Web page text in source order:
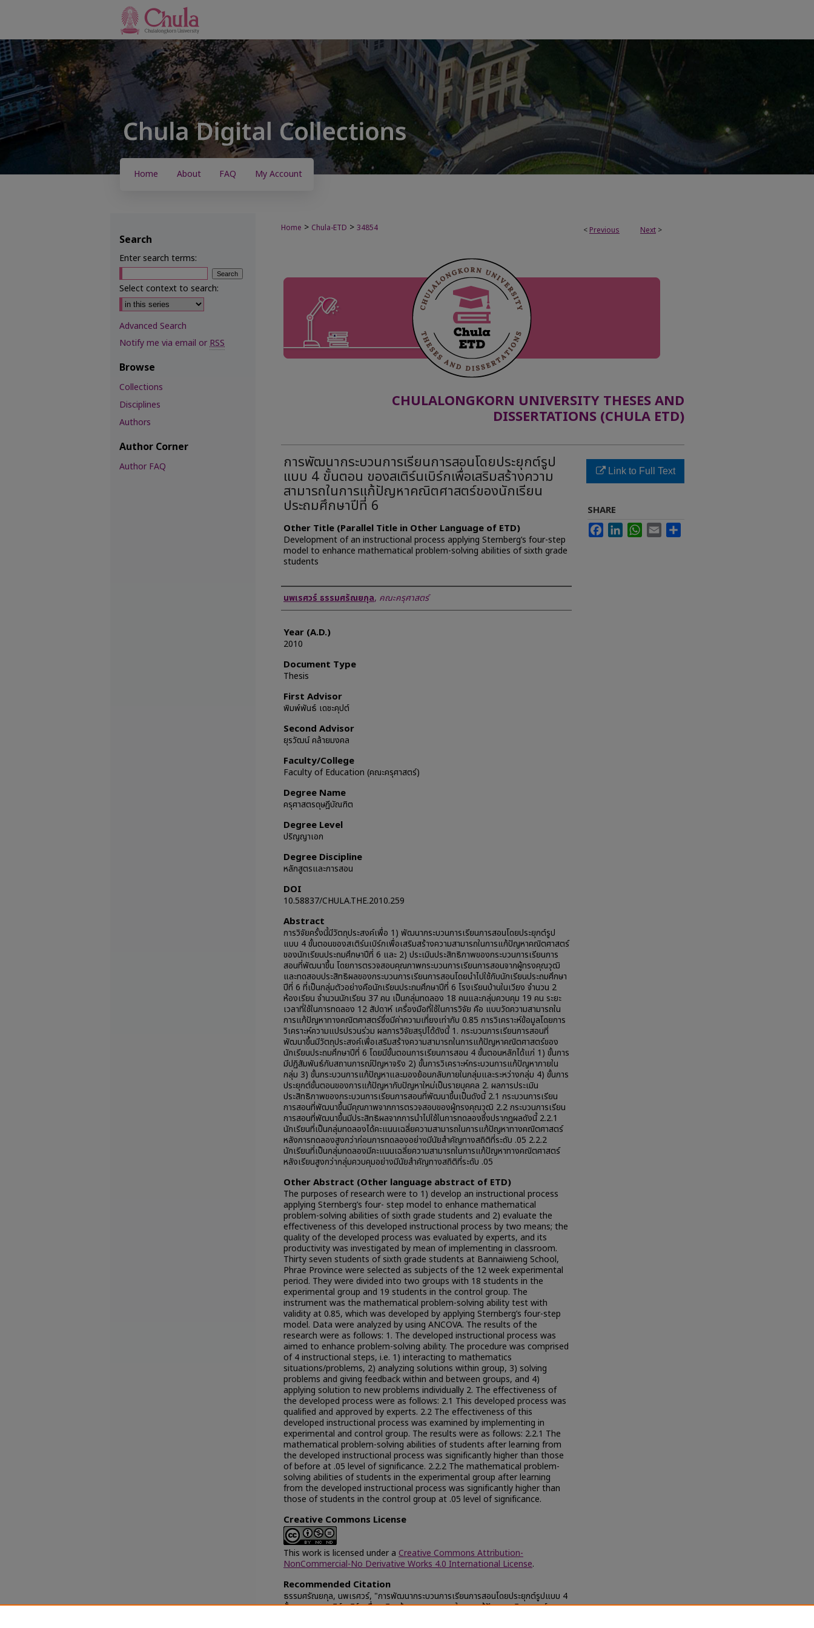
Home About FAQ My Account
< Previous Next >
Home > Chula-ETD > 34854
CHULALONGKORN UNIVERSITY THESES AND
DISSERTATIONS (CHULA ETD)
การพัฒนากระบวนการเรียนการสอนโดยประยุกต์รูป
แบบ 4 ขั้นตอน ของสเติร์นเบิร์กเพื่อเสริมสร้างความ
สามารถในการแก้ปัญหาคณิตศาสตร์ของนักเรียน
ประถมศึกษาปีที่ 6
Other Title (Parallel Title in Other Language of ETD)
Development of an instructional process applying Sternberg’s four-step
model to enhance mathematical problem-solving abilities of sixth grade
students
Author
นพเรศวร์ ธรรมศรัณยกุล, คณะครุศาสตร์
Year (A.D.)
2010
Document Type
Thesis
First Advisor
พิมพ์พันธ์ เดชะคุปต์
Second Advisor
ยุรวัฒน์ คล้ายมงคล
Faculty/College
Faculty of Education (คณะครุศาสตร์)
Degree Name
ครุศาสตรดุษฎีบัณฑิต
Degree Level
ปริญญาเอก
Degree Discipline
หลักสูตรและการสอน
DOI
10.58837/CHULA.THE.2010.259
Abstract
การวิจัยครั้งนี้มีวัตถุประสงค์เพื่อ 1) พัฒนากระบวนการเรียนการสอนโดยประยุกต์รูป
แบบ 4 ขั้นตอนของสเติร์นเบิร์กเพื่อเสริมสร้างความสามารถในการแก้ปัญหาคณิตศาสตร์
ของนักเรียนประถมศึกษาปีที่ 6 และ 2) ประเมินประสิทธิภาพของกระบวนการเรียนการ
สอนที่พัฒนาขึ้น โดยการตรวจสอบคุณภาพกระบวนการเรียนการสอนจากผู้ทรงคุณวุฒิ
และทดสอบประสิทธิผลของกระบวนการเรียนการสอนโดยนำไปใช้กับนักเรียนประถมศึกษา
ปีที่ 6 ที่เป็นกลุ่มตัวอย่างคือนักเรียนประถมศึกษาปีที่ 6 โรงเรียนบ้านในเวียง จำนวน 2
ห้องเรียน จำนวนนักเรียน 37 คน เป็นกลุ่มทดลอง 18 คนและกลุ่มควบคุม 19 คน ระยะ
เวลาที่ใช้ในการทดลอง 12 สัปดาห์ เครื่องมือที่ใช้ในการวิจัย คือ แบบวัดความสามารถใน
การแก้ปัญหาทางคณิตศาสตร์ซึ่งมีค่าความเที่ยงเท่ากับ 0.85 การวิเคราะห์ข้อมูลโดยการ
วิเคราะห์ความแปรปรวนร่วม ผลการวิจัยสรุปได้ดังนี้ 1. กระบวนการเรียนการสอนที่
พัฒนาขึ้นมีวัตถุประสงค์เพื่อเสริมสร้างความสามารถในการแก้ปัญหาคณิตศาสตร์ของ
นักเรียนประถมศึกษาปีที่ 6 โดยมีขั้นตอนการเรียนการสอน 4 ขั้นตอนหลักได้แก่ 1) ขั้นการ
มีปฏิสัมพันธ์กับสถานการณ์ปัญหาจริง 2) ขั้นการวิเคราะห์กระบวนการแก้ปัญหาภายใน
กลุ่ม 3) ขั้นกระบวนการแก้ปัญหาและมองย้อนกลับภายในกลุ่มและระหว่างกลุ่ม 4) ขั้นการ
ประยุกต์ขั้นตอนของการแก้ปัญหากับปัญหาใหม่เป็นรายบุคคล 2. ผลการประเมิน
ประสิทธิภาพของกระบวนการเรียนการสอนที่พัฒนาขึ้นเป็นดังนี้ 2.1 กระบวนการเรียน
การสอนที่พัฒนาขึ้นมีคุณภาพจากการตรวจสอบของผู้ทรงคุณวุฒิ 2.2 กระบวนการเรียน
การสอนที่พัฒนาขึ้นมีประสิทธิผลจากการนำไปใช้ในการทดลองซึ่งปรากฏผลดังนี้ 2.2.1
นักเรียนที่เป็นกลุ่มทดลองได้คะแนนเฉลี่ยความสามารถในการแก้ปัญหาทางคณิตศาสตร์
หลังการทดลองสูงกว่าก่อนการทดลองอย่างมีนัยสำคัญทางสถิติที่ระดับ .05 2.2.2
นักเรียนที่เป็นกลุ่มทดลองมีคะแนนเฉลี่ยความสามารถในการแก้ปัญหาทางคณิตศาสตร์
หลังเรียนสูงกว่ากลุ่มควบคุมอย่างมีนัยสำคัญทางสถิติที่ระดับ .05
Other Abstract (Other language abstract of ETD)
The purposes of research were to 1) develop an instructional process
applying Sternberg’s four- step model to enhance mathematical
problem-solving abilities of sixth grade students and 2) evaluate the
effectiveness of this developed instructional process by two means; the
quality of the developed process was evaluated by experts, and its
productivity was investigated by mean of implementing in classroom.
Thirty seven students of sixth grade students at Bannaiwieng School,
Phrae Province were selected as subjects of the 12 week experimental
period. They were divided into two groups with 18 students in the
experimental group and 19 students in the control group. The
instrument was the mathematical problem-solving ability test with
validity at 0.85, which was developed by applying Sternberg’s four-step
model. Data were analyzed by using ANCOVA. The results of the
research were as follows: 1. The developed instructional process was
aimed to enhance problem-solving ability. The procedure was comprised
of 4 instructional steps, i.e. 1) interacting to mathematics
situations/problems, 2) analyzing solutions within group, 3) solving
problems and giving feedback within and between groups, and 4)
applying solution to new problems individually 2. The effectiveness of
the developed process were as follows: 2.1 This developed process was
qualified and approved by experts. 2.2 The effectiveness of this
developed instructional process was examined by implementing in
experimental and control group. The results were as follows: 2.2.1 The
mathematical problem-solving abilities of students after learning from
the developed instructional process was significantly higher than those
of before at .05 level of significance. 2.2.2 The mathematical problem-
solving abilities of students in the experimental group after learning
from the developed instructional process was significantly higher than
those of students in the control group at .05 level of significance.
Creative Commons License
This work is licensed under a Creative Commons Attribution-
NonCommercial-No Derivative Works 4.0 International License.
Recommended Citation
ธรรมศรัณยกุล, นพเรศวร์, "การพัฒนากระบวนการเรียนการสอนโดยประยุกต์รูปแบบ 4
ขั้นตอน ของสเติร์นเบิร์กเพื่อเสริมสร้างความสามารถในการแก้ปัญหาคณิตศาสตร์ของ
Link to Full Text
SHARE
FacebookLinkedInWhatsApp
Email
Search
Enter search terms:
Select context to search:
Advanced Search
Notify me via email orRSS
Browse
Collections
Disciplines
Authors
Author Corner
Author FAQ